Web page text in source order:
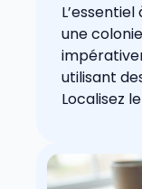
une
utilisant
Localisez le